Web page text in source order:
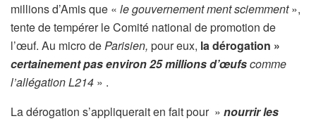
millions d’Amis que « le gouvernement ment sciemment»,
tente de tempérer le Comité national de promotion de
l’œuf. Au micro deParisien, pour eux, la dérogation »
certainement pas environ 25 millions d’œufscomme
l’allégation L214 » .
La dérogation s’appliquerait en fait pour » nourrir les